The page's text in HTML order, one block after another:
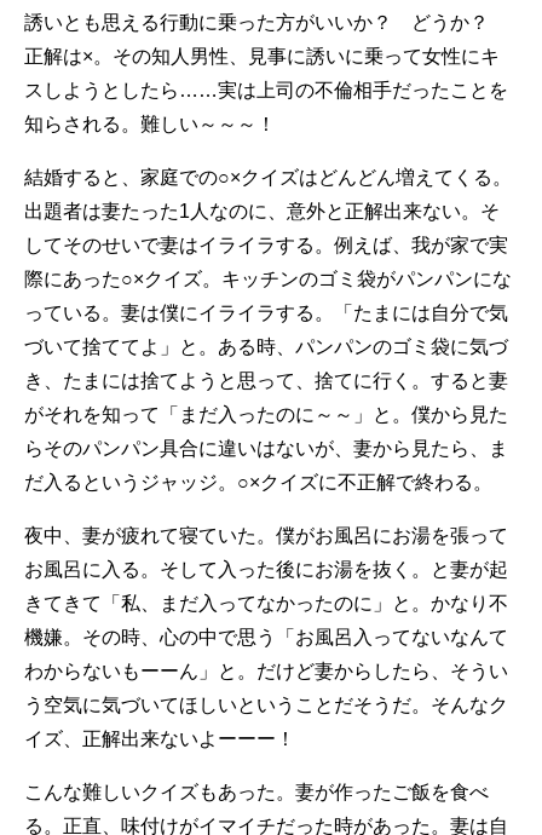
誘いとも思える行動に乗った方がいいか？ どうか？
正解は×。その知人男性、見事に誘いに乗って女性にキ
スしようとしたら……実は上司の不倫相手だったことを
知らされる。難しい～～～！
結婚すると、家庭での○×クイズはどんどん増えてくる。
出題者は妻たった1人なのに、意外と正解出来ない。そ
してそのせいで妻はイライラする。例えば、我が家で実
際にあった○×クイズ。キッチンのゴミ袋がパンパンにな
っている。妻は僕にイライラする。「たまには自分で気
づいて捨ててよ」と。ある時、パンパンのゴミ袋に気づ
き、たまには捨てようと思って、捨てに行く。すると妻
がそれを知って「まだ入ったのに～～」と。僕から見た
らそのパンパン具合に違いはないが、妻から見たら、ま
だ入るというジャッジ。○×クイズに不正解で終わる。
夜中、妻が疲れて寝ていた。僕がお風呂にお湯を張って
お風呂に入る。そして入った後にお湯を抜く。と妻が起
きてきて「私、まだ入ってなかったのに」と。かなり不
機嫌。その時、心の中で思う「お風呂入ってないなんて
わからないもーーん」と。だけど妻からしたら、そうい
う空気に気づいてほしいということだそうだ。そんなク
イズ、正解出来ないよーーー！
こんな難しいクイズもあった。妻が作ったご飯を食べ
る。正直、味付けがイマイチだった時があった。妻は自